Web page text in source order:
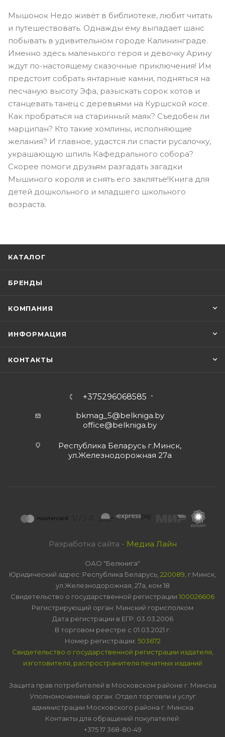
Мышонок Недо живёт в библиотеке, любит читать
и путешествовать. Однажды ему выпадает шанс
побывать в удивительном городе Калининграде.
Именно здесь маленького героя и девочку Арину
ждут по-настоящему сказочные приключения! Им
предстоит собрать янтарные камни, подняться на
песчаную высоту Эфа, разыскать сорок котов и
станцевать танец с деревьями на Куршской косе.
Как пробраться на старинный маяк? Съедобен ли
марципан? Кто такие хомлины, исполняющие
желания? И главное, удастся ли спасти русалочку,
украшающую шпиль Кафедрального собора?
Скорее помоги друзьям разгадать загадки
Мышиного короля и снять его заклятье!Книга для
детей дошкольного и младшего школьного
возраста.
КАТАЛОГ
БРЕНДЫ
КОМПАНИЯ
ИНФОРМАЦИЯ
КОНТАКТЫ
+375296068585
bkmag_5@belkniga.by
office@belkniga.by
Республика Беларусь г.Минск,
ул.Железнодорожная 27а
Разработка сайта - Медиа Лайн
ОАО "Белкнига"
Юридический адрес: Республика Беларусь, 220089 , г.Минск,
ул.Железнодорожная, 27а, ком 18
Свидетельство о государственной регистрации 100026606
Регистрирующий орган: Минский горисполком
Дата регистрации в ЕГР: 03.03.2006
В торговом реестре с 01.03.2021 г.
Номер регистрации: 503672
Свидетельство о государственной регистрации издателя,
изготовителя, распространителя печатных изданий
Защита прав потребителей в Московском районе г. Минска
Уполномоченный орган: Отдел торговли и услуг
администрации Московского района г. Минска
Контакты для обращений покупателей:
+375 17 368-80-49